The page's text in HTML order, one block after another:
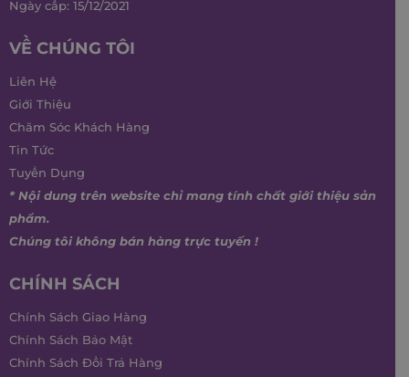
Ngày cấp: 15/12/2021
VỀ CHÚNG TÔI
Liên Hệ
Giới Thiệu
Chăm Sóc Khách Hàng
Tin Tức
Tuyển Dụng
* Nội dung trên website chỉ mang tính chất giới thiệu sản
phẩm.
Chúng tôi không bán hàng trực tuyến !
CHÍNH SÁCH
Chính Sách Giao Hàng
Chính Sách Bảo Mật
Chính Sách Đổi Trả Hàng